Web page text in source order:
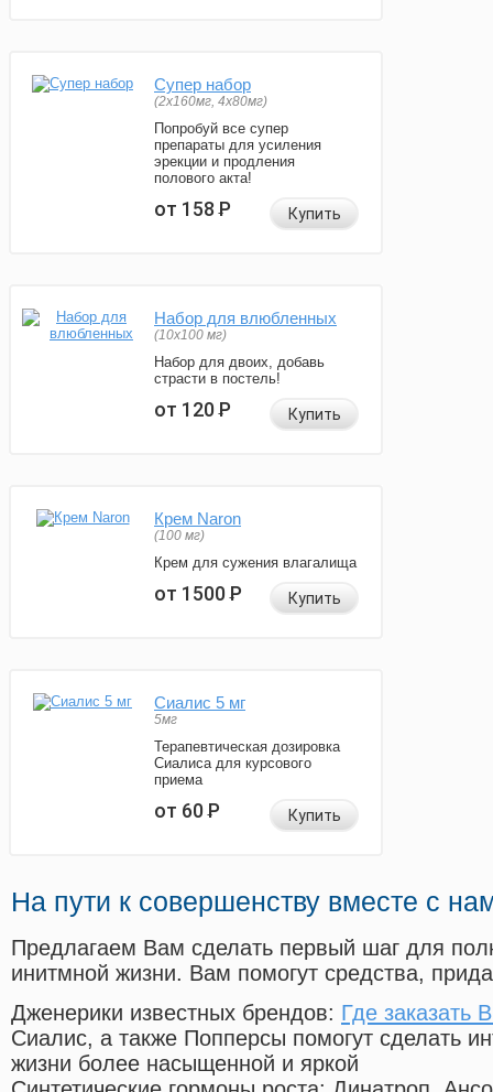
Супер набор
(2х160мг, 4х80мг)
Попробуй все супер
препараты для усиления
эрекции и продления
полового акта!
от 158Р Купить
Набор для влюбленных
(10х100 мг)
Набор для двоих, добавь
страсти в постель!
от 120Р Купить
Крем Naron
(100 мг)
Крем для сужения влагалища
от 1500Р Купить
Сиалис 5 мг
5мг
Терапевтическая дозировка
Сиалиса для курсового
приема
от 60Р Купить
На пути к совершенству вместе с
Предлагаем Вам сделать первый шаг для
инитмной жизни. Вам помогут средства,
Дженерики известных брендов: Где заказать
Сиалис, а также Попперсы помогут сделать
жизни более насыщенной и яркой